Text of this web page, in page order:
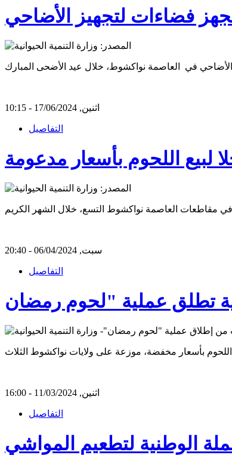
فضاءات لتجهيز الأضاحي
اثنين, 17/06/2024 - 10:15
التفاصيل
سبت, 06/04/2024 - 20:40
التفاصيل
اثنين, 11/03/2024 - 16:00
التفاصيل
الوطنية لتطعيم المواشي